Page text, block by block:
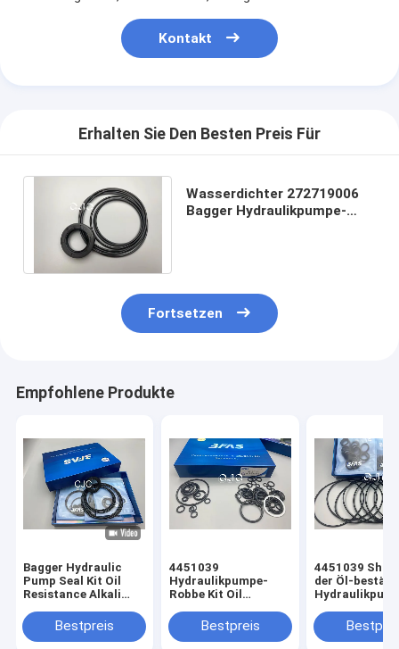
Kontakt
Erhalten Sie Den Besten Preis Für
Wasserdichter 272719006
Bagger Hydraulikpumpe-
Fortsetzen
Empfohlene Produkte
Bagger Hydraulic
Pump Seal Kit Oil
Resistance Alkali
Bestpreis
4451039
Hydraulikpumpe-
Robbe Kit Oil
KOMATSU PC130-7
Bestpreis
4451039
der Öl-
Ausrüstungs-